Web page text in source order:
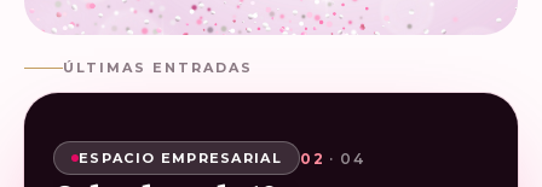
ÚLTIMAS ENTRADAS
SHOPPING INTELIGENTE 01 · 04
ESPACIO EMPRESARIAL 02 · 04
ESPACIO EMPRESARIAL 03 · 04
ESPACIO EMPRESARIAL 04 · 04